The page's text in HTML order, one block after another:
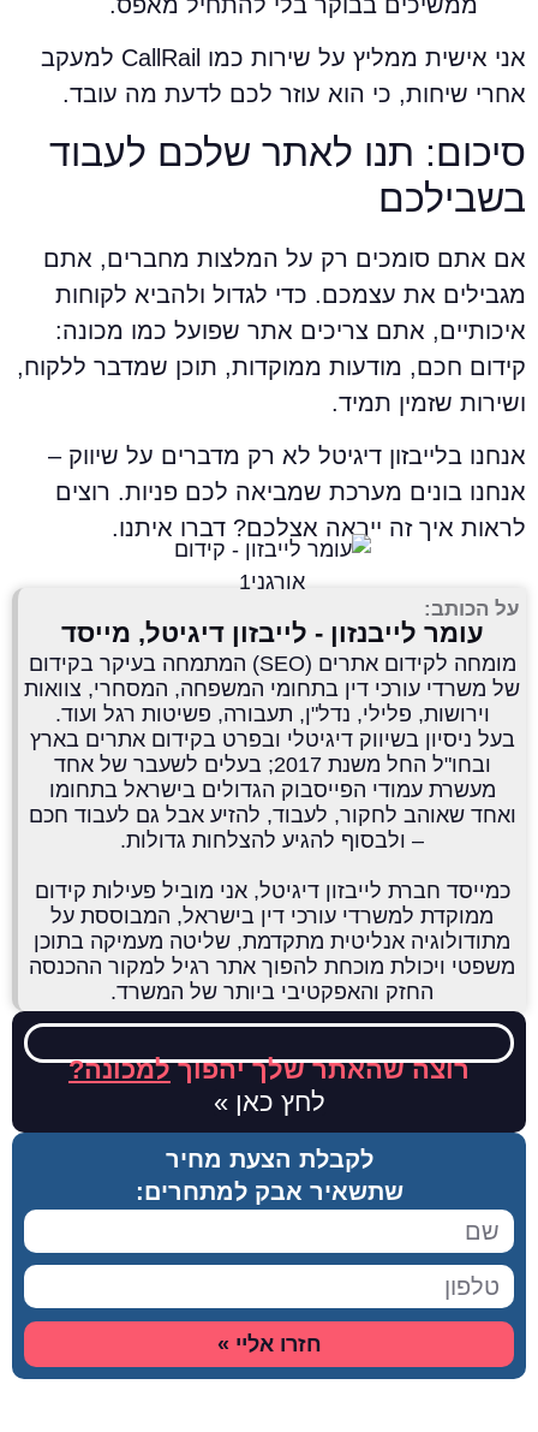
אני אישית ממליץ על שירות כמו CallRail למעקב
אחרי שיחות, כי הוא עוזר לכם לדעת מה עובד.
סיכום: תנו לאתר שלכם לעבוד
בשבילכם
אם אתם סומכים רק על המלצות מחברים, אתם
מגבילים את עצמכם. כדי לגדול ולהביא לקוחות
איכותיים, אתם צריכים אתר שפועל כמו מכונה:
קידום חכם, מודעות ממוקדות, תוכן שמדבר ללקוח,
ושירות שזמין תמיד.
אנחנו בלייבזון דיגיטל לא רק מדברים על שיווק –
אנחנו בונים מערכת שמביאה לכם פניות. רוצים
לראות איך זה ייראה אצלכם? דברו איתנו.
על הכותב:
עומר לייבנזון - לייבזון דיגיטל, מייסד
מומחה לקידום אתרים (SEO) המתמחה בעיקר בקידום
של משרדי עורכי דין בתחומי המשפחה, המסחרי, צוואות
וירושות, פלילי, נדל"ן, תעבורה, פשיטות רגל ועוד.
בעל ניסיון בשיווק דיגיטלי ובפרט בקידום אתרים בארץ
ובחו"ל החל משנת 2017; בעלים לשעבר של אחד
מעשרת עמודי הפייסבוק הגדולים בישראל בתחומו
ואחד שאוהב לחקור, לעבוד, להזיע אבל גם לעבוד חכם
– ולבסוף להגיע להצלחות גדולות.
כמייסד חברת לייבזון דיגיטל, אני מוביל פעילות קידום
ממוקדת למשרדי עורכי דין בישראל, המבוססת על
מתודולוגיה אנליטית מתקדמת, שליטה מעמיקה בתוכן
משפטי ויכולת מוכחת להפוך אתר רגיל למקור ההכנסה
החזק והאפקטיבי ביותר של המשרד.
רוצה שהאתר שלך יהפוךלמכונה?
לחץ כאן »
לקבלת הצעת מחיר
שתשאיר אבק למתחרים:
חזרו אליי »